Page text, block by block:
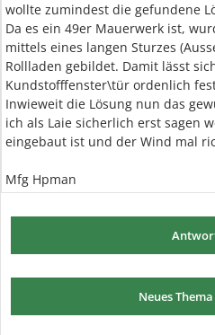
wollte zumindest die gefundene
Da es ein 49er Mauerwerk ist,
mittels eines langen Sturzes
Rollladen gebildet. Damit lässt
Kundstofffenster\tür ordenlich
Inwieweit die Lösung nun das
ich als Laie sicherlich erst sagen
eingebaut ist und der Wind mal
Mfg Hpman
Neues